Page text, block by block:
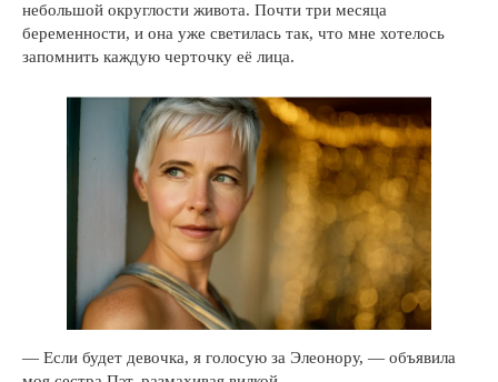
небольшой округлости живота. Почти три месяца
беременности, и она уже светилась так, что мне хотелось
запомнить каждую черточку её лица.
— Если будет девочка, я голосую за Элеонору, — объявила